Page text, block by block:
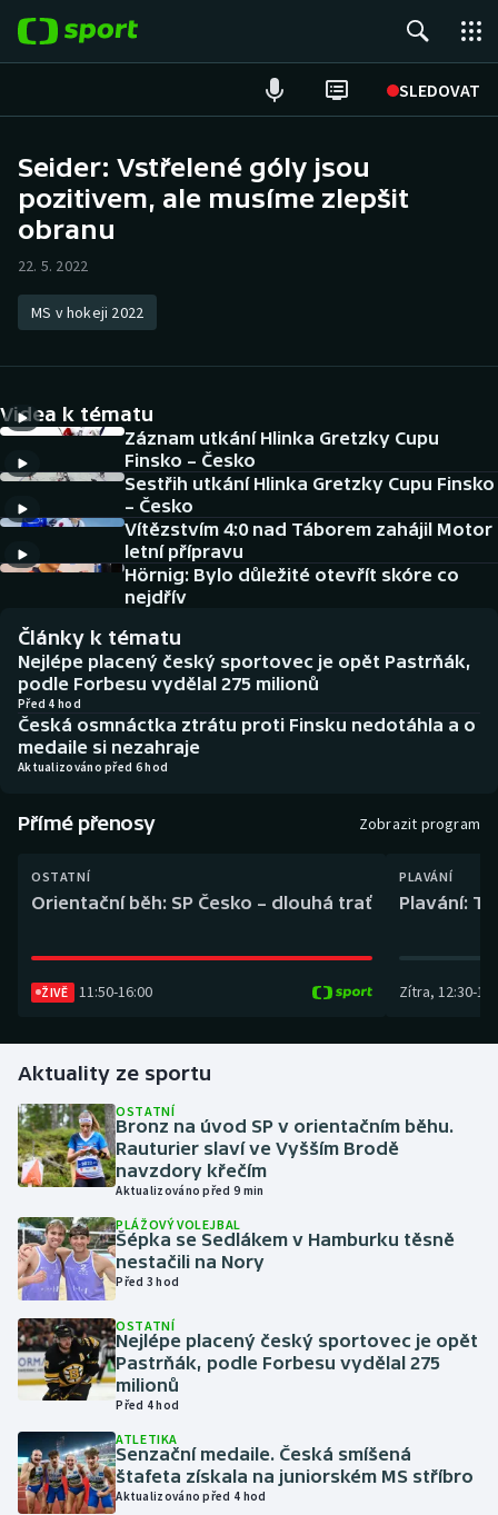
SLEDOVAT
Hokej
Atletika
DALŠÍ SPORTY
Americký fotbal
Baseball a softbal
Basketbal
Boby a skeleton
Box
Dostihy
Florbal
Golf
Gymnastika
Házená
Jezdectví
Krasobruslení
Lezení
Lyže a snowboard
Motorsport
NEPŘEHLÉDNĚTE
Soutěže
Historické návraty
AZ kvíz
Seider: Vstřelené góly jsou
pozitivem, ale musíme zlepšit
obranu
22. 5. 2022
MS v hokeji 2022
Videa k tématu
Záznam utkání Hlinka Gretzky Cupu
Finsko – Česko
Sestřih utkání Hlinka Gretzky Cupu Finsko
– Česko
Vítězstvím 4:0 nad Táborem zahájil Motor
letní přípravu
Hörnig: Bylo důležité otevřít skóre co
nejdřív
Články k tématu
Nejlépe placený český sportovec je opět Pastrňák,
podle Forbesu vydělal 275 milionů
Před 4 hod
Česká osmnáctka ztrátu proti Finsku nedotáhla a o
medaile si nezahraje
Aktualizováno před 6 hod
Přímé přenosy Zobrazit program
OSTATNÍ
Orientační běh: SP Česko – dlouhá trať
ŽIVĚ 11:50-16:00
PLAVÁNÍ
Plavání:
Zítra, 12:30-
Aktuality ze sportu
OSTATNÍ
Bronz na úvod SP v orientačním běhu.
Rauturier slaví ve Vyšším Brodě
navzdory křečím
Aktualizováno před 9 min
PLÁŽOVÝ VOLEJBAL
Šépka se Sedlákem v Hamburku těsně
nestačili na Nory
Před 3 hod
OSTATNÍ
Nejlépe placený český sportovec je opět
Pastrňák, podle Forbesu vydělal 275
milionů
Před 4 hod
ATLETIKA
Senzační medaile. Česká smíšená
štafeta získala na juniorském MS stříbro
Aktualizováno před 4 hod